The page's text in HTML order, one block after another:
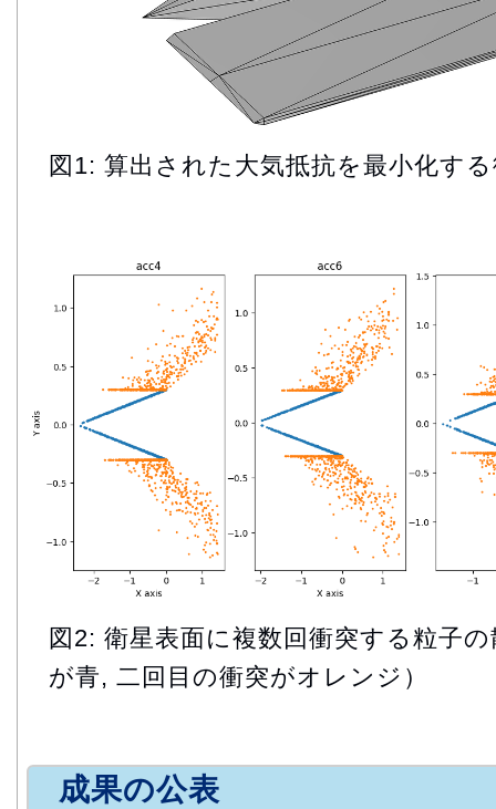
図1: 算出された大気抵抗を最小化す
図2: 衛星表面に複数回衝突する粒子
が青, 二回目の衝突がオレンジ）
成果の公表